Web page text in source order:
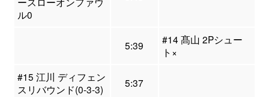
ル0
5:39
#14 髙山 2Pシュー
ト×
#15 江川 ディフェン
スリバウンド(0-3-3)
5:37